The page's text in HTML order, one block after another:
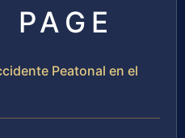
Peatonal en el